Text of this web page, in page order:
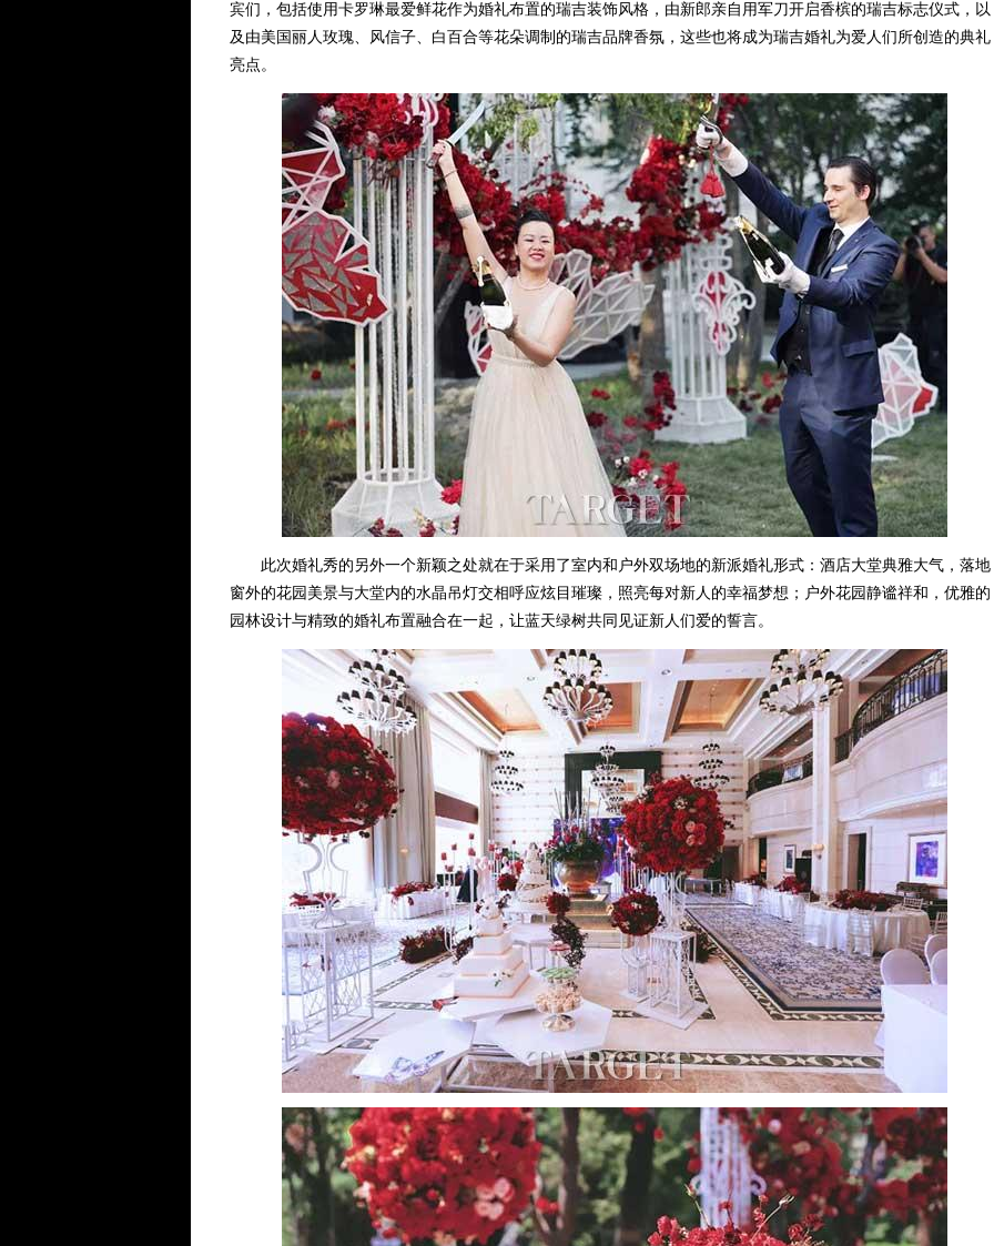
宾们，包括使用卡罗琳最爱鲜花作为婚礼布置的瑞吉装饰风格，由新郎亲自用军刀开启香槟的瑞吉标志仪式，以
及由美国丽人玫瑰、风信子、白百合等花朵调制的瑞吉品牌香氛，这些也将成为瑞吉婚礼为爱人们所创造的典礼
亮点。
此次婚礼秀的另外一个新颖之处就在于采用了室内和户外双场地的新派婚礼形式：酒店大堂典雅大气，落地
窗外的花园美景与大堂内的水晶吊灯交相呼应炫目璀璨，照亮每对新人的幸福梦想；户外花园静谧祥和，优雅的
园林设计与精致的婚礼布置融合在一起，让蓝天绿树共同见证新人们爱的誓言。